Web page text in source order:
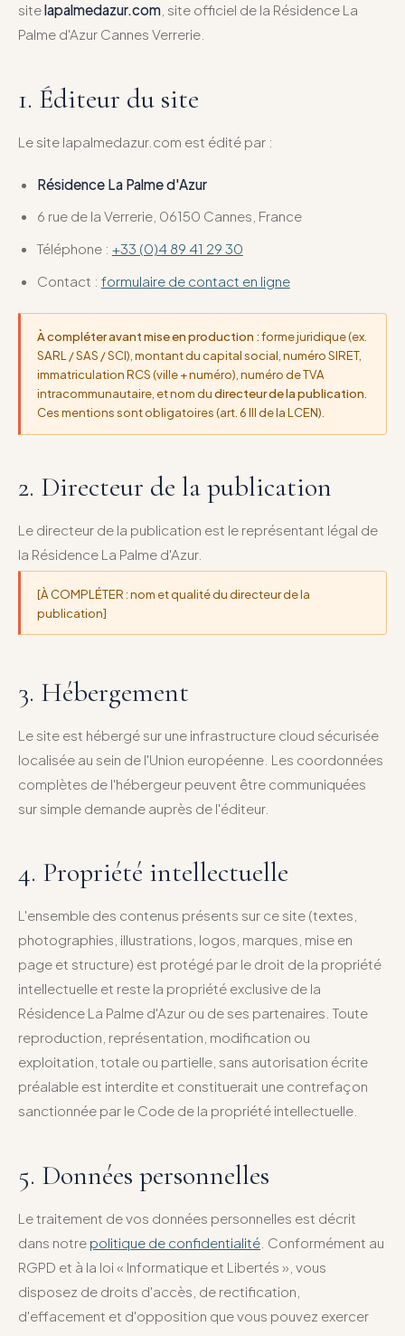
sitelapalmedazur.com , site officiel de la Résidence La
Palme d'Azur Cannes Verrerie.
1. Éditeur du site
Le site lapalmedazur.com est édité par :
Résidence La Palme d'Azur
6 rue de la Verrerie, 06150 Cannes, France
Téléphone : +33 (0)4 89 41 29 30
Contact : formulaire de contact en ligne
À compléter avant mise en production :forme juridique (ex.
SARL / SAS / SCI), montant du capital social, numéro SIRET,
immatriculation RCS (ville + numéro), numéro de TVA
intracommunautaire, et nom dudirecteur de la publication
Ces mentions sont obligatoires (art. 6 III de la LCEN).
2. Directeur de la publication
Le directeur de la publication est le représentant légal de
la Résidence La Palme d'Azur.
[À COMPLÉTER : nom et qualité du directeur de la
publication]
3. Hébergement
Le site est hébergé sur une infrastructure cloud sécurisée
localisée au sein de l'Union européenne. Les coordonnées
complètes de l'hébergeur peuvent être communiquées
sur simple demande auprès de l'éditeur.
4. Propriété intellectuelle
L'ensemble des contenus présents sur ce site (textes,
photographies, illustrations, logos, marques, mise en
page et structure) est protégé par le droit de la propriété
intellectuelle et reste la propriété exclusive de la
Résidence La Palme d'Azur ou de ses partenaires. Toute
reproduction, représentation, modification ou
exploitation, totale ou partielle, sans autorisation écrite
préalable est interdite et constituerait une contrefaçon
sanctionnée par le Code de la propriété intellectuelle.
5. Données personnelles
Le traitement de vos données personnelles est décrit
dans notre politique de confidentialité . Conformément au
RGPD et à la loi « Informatique et Libertés », vous
disposez de droits d'accès, de rectification,
d'effacement et d'opposition que vous pouvez exercer